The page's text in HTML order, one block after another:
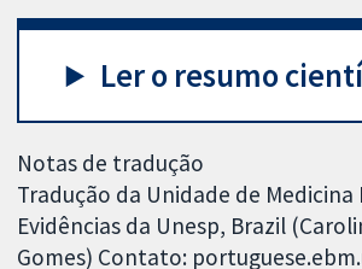
Ler o resumo
Notas de tradução
Tradução da Unidade de Medicina
Evidências da Unesp, Brazil
Gomes) Contato: